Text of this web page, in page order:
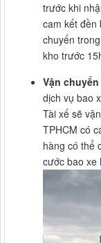
trước khi
cam kết đền
chuyến
kho trước
Vận
dịch vụ bao
Tài xế sẽ
TPHCM có
hàng có thể
cước bao xe